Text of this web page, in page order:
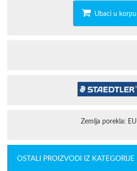
Ubaci u korpu
Zemlja porekla: EU
OSTALI PROIZVODI IZ KATEGORIJE